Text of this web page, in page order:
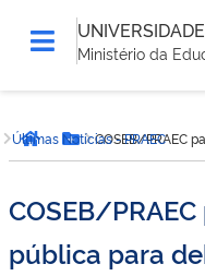
Ministério da
está
aqui:Página inicial
Botão Menu
Últimas Notícias - PRAEC
COSEB/PRAEC
COSEB/
pública para